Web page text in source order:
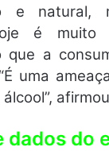
e natural,
é
que a
uma
dados do